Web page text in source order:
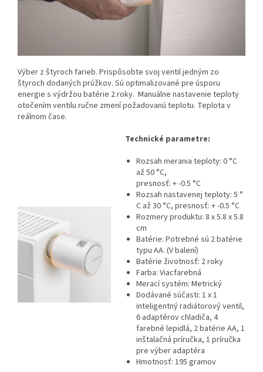
Výber z štyroch farieb. Prispôsobte svoj ventil jedným zo
štyroch dodaných prúžkov. Sú optimalizované pre úsporu
energie s výdržou batérie 2 roky. Manuálne nastavenie teploty
otočením ventilu ručne zmení požadovanú teplotu. Teplota v
reálnom čase.
Technické parametre:
Rozsah merania teploty: 0 °C
až 50 °C,
presnosť: + -0.5 °C
Rozsah nastavenej teploty: 5 °
C až 30 °C, presnosť: + -0.5 °C
Rozmery produktu: 8 x 5.8 x 5.8
cm
Batérie: Potrebné sú 2 batérie
typu AA. (V balení)
Batérie životnosť: 2 roky
Farba: Viacfarebná
Merací systém: Metrický
Dodávané súčasti: 1 x 1
inteligentný radiátorový ventil,
6 adaptérov chladiča, 4
farebné lepidlá, 2 batérie AA, 1
inštalačná príručka, 1 príručka
pre výber adaptéra
Hmotnosť: 195 gramov